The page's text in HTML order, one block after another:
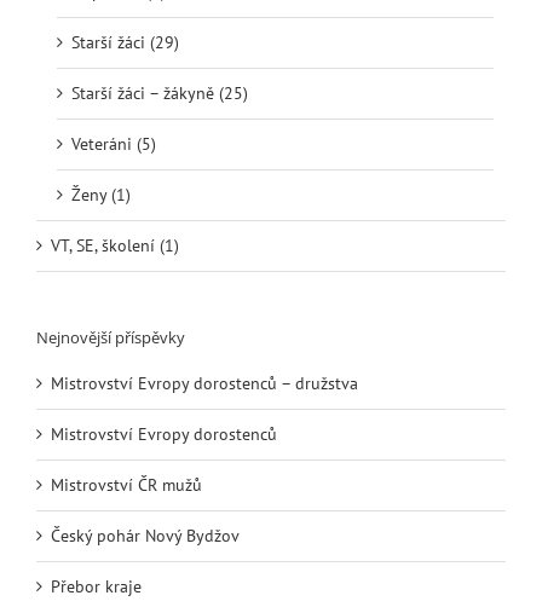
Starší žáci (29)
Starší žáci – žákyně (25)
Veteráni (5)
Ženy (1)
VT, SE, školení (1)
Nejnovější příspěvky
Mistrovství Evropy dorostenců – družstva
Mistrovství Evropy dorostenců
Mistrovství ČR mužů
Český pohár Nový Bydžov
Přebor kraje